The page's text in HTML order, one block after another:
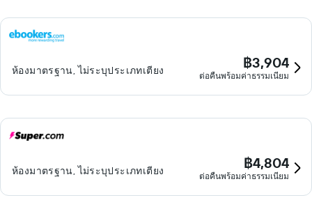
ห้องมาตรฐาน, ไม่ระบุประเภทเตียง ฿3,904
ต่อคืนพร้อมค่าธรรมเนียม
ห้องมาตรฐาน, ไม่ระบุประเภทเตียง ฿4,804
ต่อคืนพร้อมค่าธรรมเนียม